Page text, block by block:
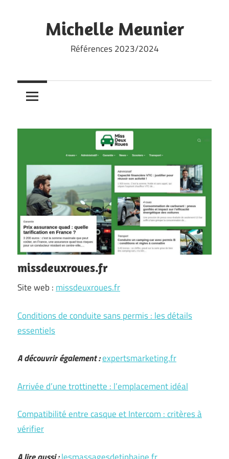
Michelle Meunier
Références 2023/2024
missdeuxroues.fr
Site web : missdeuxroues.fr
Conditions de conduite sans permis : les détails
essentiels
A découvrir également :expertsmarketing.fr
Arrivée d’une trottinette : l’emplacement idéal
Compatibilité entre casque et Intercom : critères à
vérifier